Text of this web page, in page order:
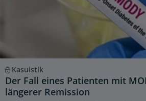
Kasuistik
Der Fall eines Patienten mit
längerer Remission